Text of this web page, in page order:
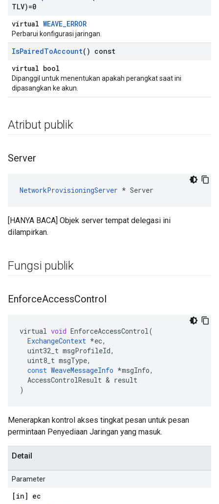
TLV)=0
virtual WEAVE_ERROR
Perbarui konfigurasi jaringan.
IsPairedToAccount() const
virtual bool
Dipanggil untuk menentukan apakah perangkat saat ini
dipasangkan ke akun.
Atribut publik
Server
NetworkProvisioningServer * Server
[HANYA BACA] Objek server tempat delegasi ini
dilampirkan.
Fungsi publik
EnforceAccessControl
virtual void EnforceAccessControl(
ExchangeContext *ec,
uint32_t msgProfileId,
uint8_t msgType,
const WeaveMessageInfo *msgInfo,
AccessControlResult & result
)
Menerapkan kontrol akses tingkat pesan untuk pesan
permintaan Penyediaan Jaringan yang masuk.
Detail
Parameter
[in] ec